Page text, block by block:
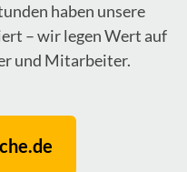
haben unsere
– wir legen Wert auf
und Mitarbeiter.